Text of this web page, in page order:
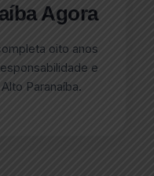
Agora
oito anos
e
Paranaíba.